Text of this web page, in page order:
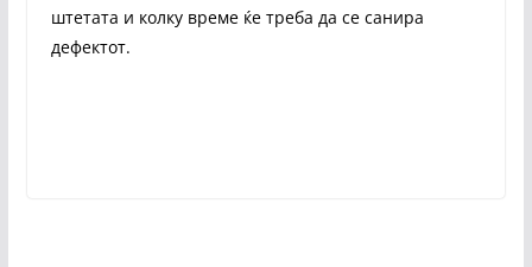
штетата и колку време ќе треба да се санира
дефектот.